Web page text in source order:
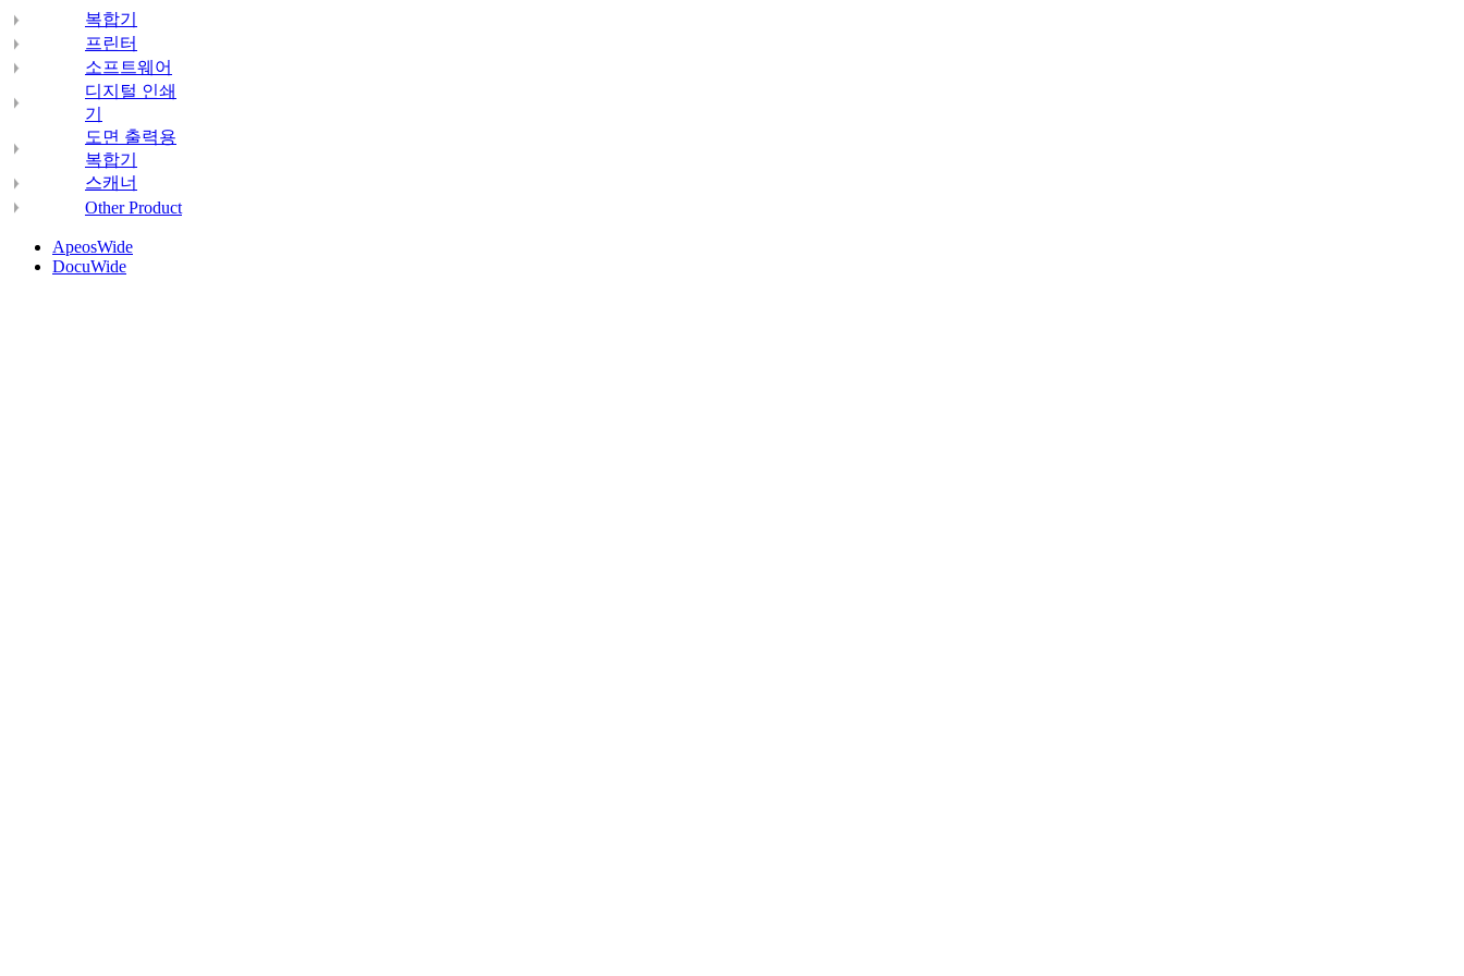
복합기
프린터
소프트웨어
디지털 인쇄
기
도면 출력용
복합기
스캐너
Other Product
ApeosWide
DocuWide